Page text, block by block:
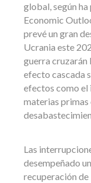
global, según
Economic
prevé un gran
Ucrania este
guerra cruzarán
efecto cascada
efectos como el
materias
Las
desempeñado
recuperación de